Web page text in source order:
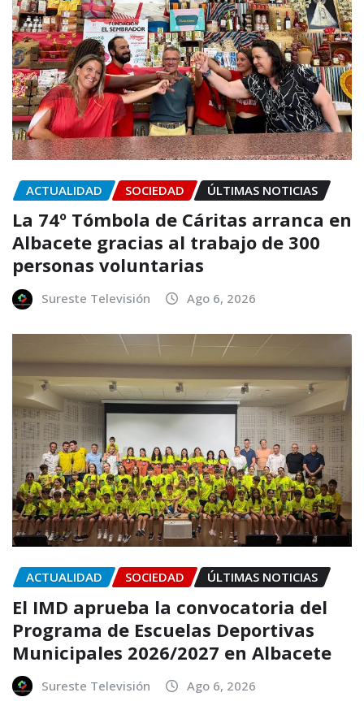
ACTUALIDAD SOCIEDAD ÚLTIMAS NOTICIAS
La 74º Tómbola de Cáritas arranca en
Albacete gracias al trabajo de 300
personas voluntarias
Sureste Televisión Ago 6, 2026
ACTUALIDAD SOCIEDAD ÚLTIMAS NOTICIAS
El IMD aprueba la convocatoria del
Programa de Escuelas Deportivas
Municipales 2026/2027 en Albacete
Sureste Televisión Ago 6, 2026